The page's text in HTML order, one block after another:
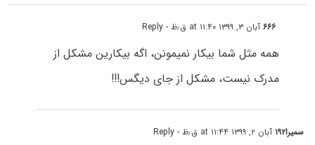
۶۶۶آبان ۳, ۱۳۹۹ at ۱۱:۴۰ ق٫ظ - Reply
همه مثل شما بیکار نمیمونن، اگه بیکارین مشکل از
مدرک نیست، مشکل از جای دیگس!!!
سمیرا۱۹۲ آبان ۲, ۱۳۹۹ at ۱۱:۴۴ ق٫ظ - Reply